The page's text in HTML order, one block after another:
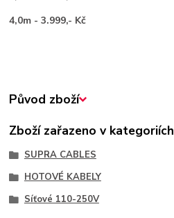
4,0m - 3.999,- Kč
Původ zboží
Zboží zařazeno v kategoriích
SUPRA CABLES
HOTOVÉ KABELY
Síťové 110-250V